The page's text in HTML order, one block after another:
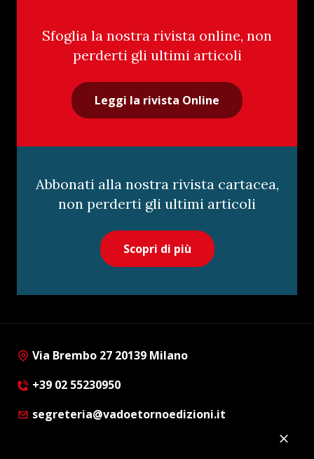
Sfoglia la nostra rivista online, non
perderti gli ultimi articoli
Leggi la rivista Online
Abbonati alla nostra rivista cartacea,
non perderti gli ultimi articoli
Scopri di più
Via Brembo 27 20139 Milano
+39 02 55230950
segreteria@vadoetornoedizioni.it